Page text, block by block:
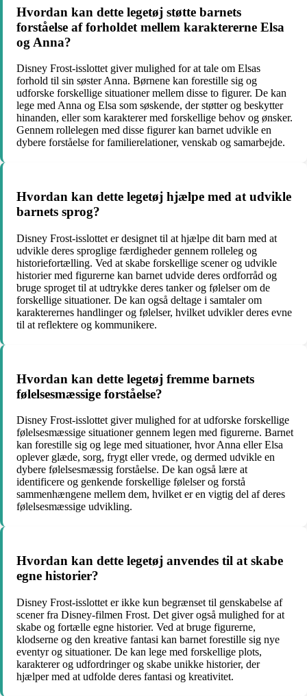
Hvordan kan dette legetøj støtte barnets
forståelse af forholdet mellem karaktererne Elsa
og Anna?
Disney Frost-isslottet giver mulighed for at tale om Elsas
forhold til sin søster Anna. Børnene kan forestille sig og
udforske forskellige situationer mellem disse to figurer. De kan
lege med Anna og Elsa som søskende, der støtter og beskytter
hinanden, eller som karakterer med forskellige behov og ønsker.
Gennem rollelegen med disse figurer kan barnet udvikle en
dybere forståelse for familierelationer, venskab og samarbejde.
Hvordan kan dette legetøj hjælpe med at udvikle
barnets sprog?
Disney Frost-isslottet er designet til at hjælpe dit barn med at
udvikle deres sproglige færdigheder gennem rolleleg og
historiefortælling. Ved at skabe forskellige scener og udvikle
historier med figurerne kan barnet udvide deres ordforråd og
bruge sproget til at udtrykke deres tanker og følelser om de
forskellige situationer. De kan også deltage i samtaler om
karakterernes handlinger og følelser, hvilket udvikler deres evne
til at reflektere og kommunikere.
Hvordan kan dette legetøj fremme barnets
følelsesmæssige forståelse?
Disney Frost-isslottet giver mulighed for at udforske forskellige
følelsesmæssige situationer gennem legen med figurerne. Barnet
kan forestille sig og lege med situationer, hvor Anna eller Elsa
oplever glæde, sorg, frygt eller vrede, og dermed udvikle en
dybere følelsesmæssig forståelse. De kan også lære at
identificere og genkende forskellige følelser og forstå
sammenhængene mellem dem, hvilket er en vigtig del af deres
følelsesmæssige udvikling.
Hvordan kan dette legetøj anvendes til at skabe
egne historier?
Disney Frost-isslottet er ikke kun begrænset til genskabelse af
scener fra Disney-filmen Frost. Det giver også mulighed for at
skabe og fortælle egne historier. Ved at bruge figurerne,
klodserne og den kreative fantasi kan barnet forestille sig nye
eventyr og situationer. De kan lege med forskellige plots,
karakterer og udfordringer og skabe unikke historier, der
hjælper med at udfolde deres fantasi og kreativitet.